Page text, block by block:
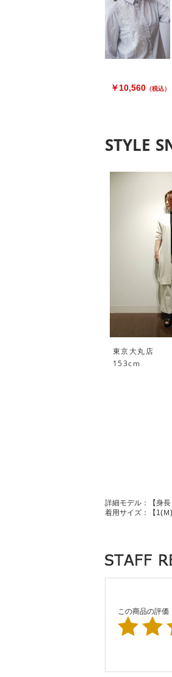
￥10,560 （税込）
STYLE
東京大丸店
153cm
詳細モデル：【身
着用サイズ：【1(Ｍ
この商品の評価